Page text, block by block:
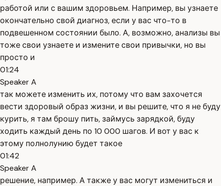
работой или с вашим здоровьем. Например, вы узнаете
окончательно свой диагноз, если у вас что-то в
подвешенном состоянии было. А, возможно, анализы вы
тоже свои узнаете и измените свои привычки, но вы
просто и
01:24
Speaker A
так можете изменить их, потому что вам захочется
вести здоровый образ жизни, и вы решите, что я не буду
курить, я там брошу пить, займусь зарядкой, буду
ходить каждый день по 10 000 шагов. И вот у вас к
этому полнолунию будет такое
01:42
Speaker A
решение, например. А также у вас могут измениться и